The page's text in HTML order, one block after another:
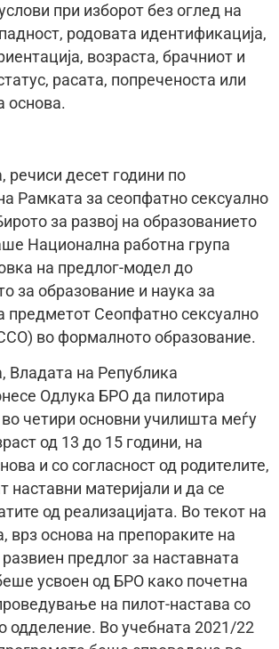
при изборот без оглед на
родовата идентификација,
возраста, брачниот и
расата, попреченоста или
основа.
речиси десет години по
Рамката за сеопфатно сексуално
за развој на образованието
Национална работна група
на предлог-модел до
за образование и наука за
предметот Сеопфатно сексуално
во формалното образование.
Владата на Република
Одлука БРО да пилотира
четири основни училишта меѓу
од 13 до 15 години, на
и со согласност од родителите,
наставни материјали и да се
од реализацијата. Во текот на
врз основа на препораките на
предлог за наставната
усвоен од БРО како почетна
на пилот-настава со
одделение. Во учебната 2021/22